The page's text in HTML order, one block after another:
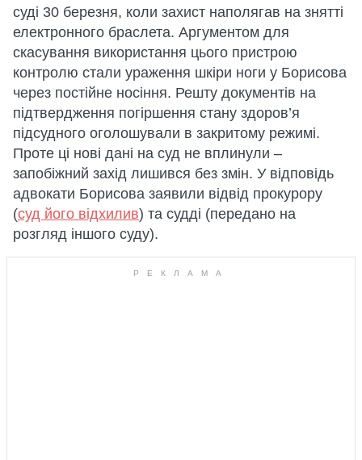
суді 30 березня, коли захист наполягав на знятті
електронного браслета. Аргументом для
скасування використання цього пристрою
контролю стали ураження шкіри ноги у Борисова
через постійне носіння. Решту документів на
підтвердження погіршення стану здоров’я
підсудного оголошували в закритому режимі.
Проте ці нові дані на суд не вплинули –
запобіжний захід лишився без змін. У відповідь
адвокати Борисова заявили відвід прокурору
(суд його відхилив) та судді (передано на
розгляд іншого суду).